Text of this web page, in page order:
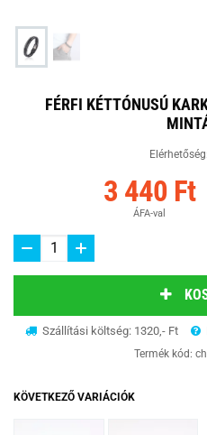
FÉRFI KÉTTÓNUSÚ
Elérhetőség:
3 440 Ft
ÁFA-val
Szállítási költség: 1320,- Ft
Termék kód:
KÖVETKEZŐ VARIÁCIÓK